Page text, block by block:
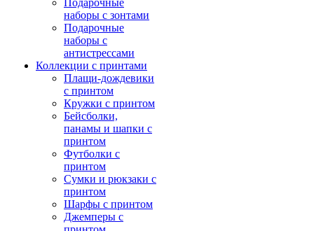
Подарочные
наборы с зонтами
Подарочные
наборы с
антистрессами
Коллекции с принтами
Плащи-дождевики
с принтом
Кружки с принтом
Бейсболки,
панамы и шапки с
принтом
Футболки с
принтом
Сумки и рюкзаки с
принтом
Шарфы с принтом
Джемперы с